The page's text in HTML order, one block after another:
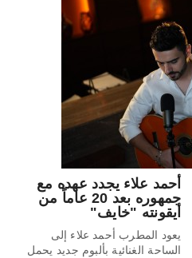
أحمد علاء يجدد عهده مع
جمهوره بعد 20 عاماً من
أيقونته "خايف"
يعود المطرب أحمد علاء إلى
الساحة الغنائية بألبوم جديد يحمل